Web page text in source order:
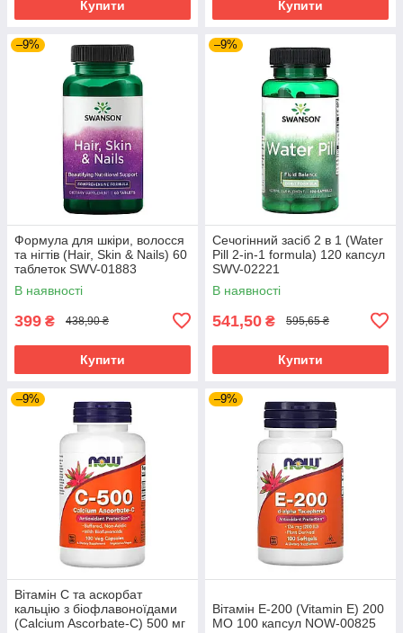
Купити Купити
–9%
Формула для шкіри, волосся
та нігтів (Hair, Skin & Nails) 60
таблеток SWV-01883
В наявності
399 ₴ 438,90 ₴
Купити
–9%
Сечогінний засіб 2 в 1 (Water
Pill 2-in-1 formula) 120 капсул
SWV-02221
В наявності
541,50 ₴ 595,65 ₴
Купити
–9%
Вітамін C та аскорбат
кальцію з біофлавоноїдами
(Calcium Ascorbate-C) 500 мг
–9%
Вітамін Е-200 (Vitamin E) 200
МО 100 капсул NOW-00825